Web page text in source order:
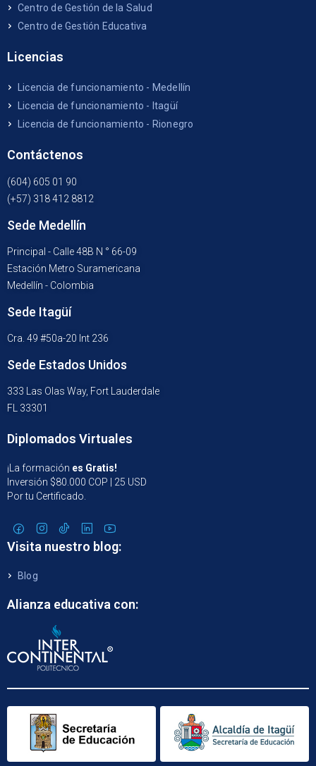
Centro de Gestión de la Salud
Centro de Gestión Educativa
Licencias
Licencia de funcionamiento - Medellín
Licencia de funcionamiento - Itagüí
Licencia de funcionamiento - Rionegro
Contáctenos
(604) 605 01 90
(+57) 318 412 8812
Sede Medellín
Principal - Calle 48B N ° 66-09
Estación Metro Suramericana
Medellín - Colombia
Sede Itagüí
Cra. 49 #50a-20 Int 236
Sede Estados Unidos
333 Las Olas Way, Fort Lauderdale
FL 33301
Diplomados Virtuales
¡La formación es Gratis!
Inversión $80.000 COP | 25 USD
Por tu Certificado.
Visita nuestro blog:
Blog
Alianza educativa con: